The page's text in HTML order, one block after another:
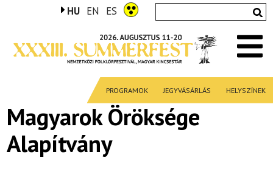
HU EN ES
PROGRAMOK JEGYVÁSÁRLÁS HELYSZÍNEK
Magyarok Öröksége
Alapítvány